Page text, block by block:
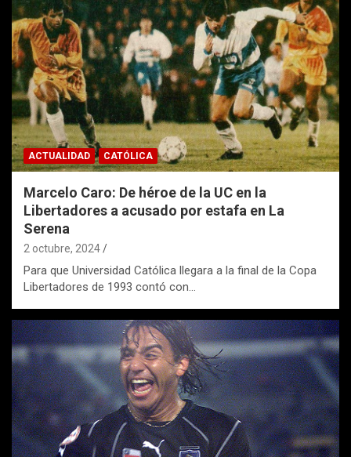
ACTUALIDAD CATÓLICA
Marcelo Caro: De héroe de la UC en la
Libertadores a acusado por estafa en La
Serena
2 octubre, 2024
Para que Universidad Católica llegara a la final de la Copa
Libertadores de 1993 contó con…